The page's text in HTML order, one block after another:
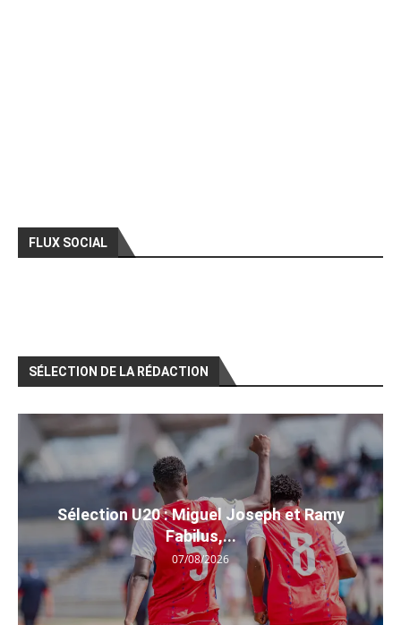
FLUX SOCIAL
SÉLECTION DE LA RÉDACTION
Sélection U20 : Miguel Joseph et Ramy
Fabilus,...
07/08/2026